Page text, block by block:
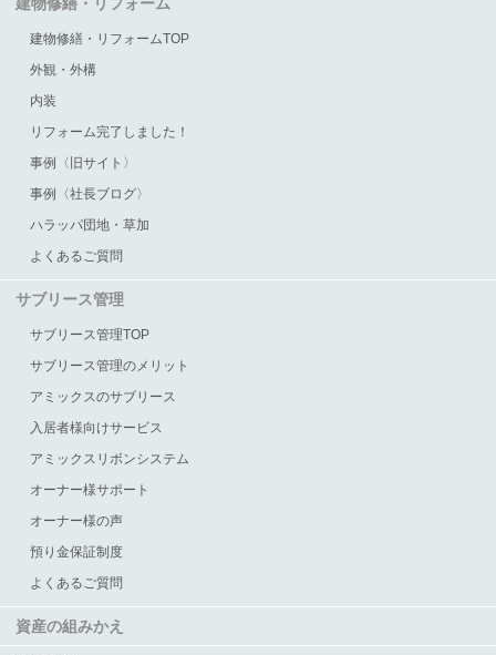
建物修繕・リフォームTOP
外観・外構
内装
リフォーム完了しました！
事例〈旧サイト〉
事例〈社長ブログ〉
ハラッパ団地・草加
よくあるご質問
サブリース管理
サブリース管理TOP
サブリース管理のメリット
アミックスのサブリース
入居者様向けサービス
アミックスリボンシステム
オーナー様サポート
オーナー様の声
預り金保証制度
よくあるご質問
資産の組みかえ